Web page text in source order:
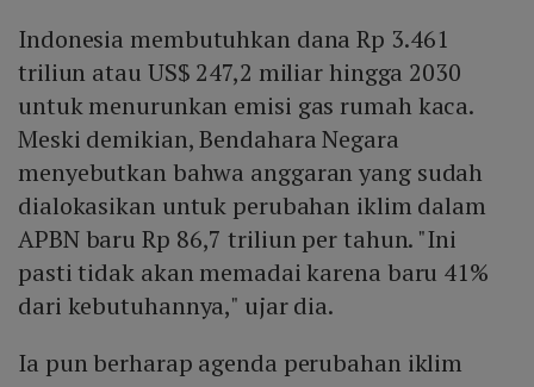
Indonesia membutuhkan dana Rp 3.461
triliun atau US$ 247,2 miliar hingga 2030
untuk menurunkan emisi gas rumah kaca.
Meski demikian, Bendahara Negara
menyebutkan bahwa anggaran yang sudah
dialokasikan untuk perubahan iklim dalam
APBN baru Rp 86,7 triliun per tahun. "Ini
pasti tidak akan memadai karena baru 41%
dari kebutuhannya," ujar dia.
Ia pun berharap agenda perubahan iklim